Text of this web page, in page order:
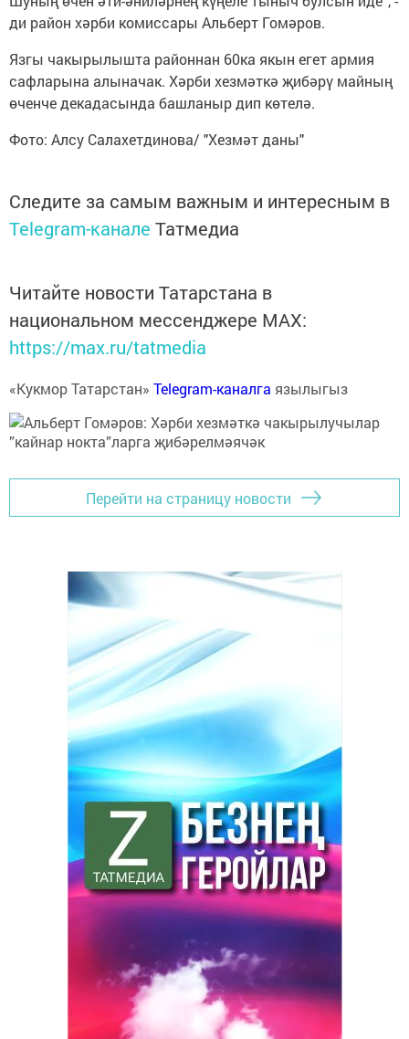
ди район хәрби комиссары Альберт Гомәров.
Язгы чакырылышта районнан 60ка якын егет армия
сафларына алыначак. Хәрби хезмәткә җибәрү майның
өченче декадасында башланыр дип көтелә.
Фото: Алсу Салахетдинова/ "Хезмәт даны"
Следите за самым важным и интересным в
Telegram-канале Татмедиа
Читайте новости Татарстана в
национальном мессенджере MАХ:
https://max.ru/tatmedia
«Кукмор Татарстан» Telegram-каналга язылыгыз
Перейти на страницу новости